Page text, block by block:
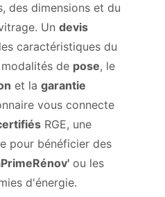
des dimensions et du
Un devis
caractéristiques du
de pose, le
et la garantie
vous connecte
RGE, une
pour bénéficier des
ou les
d'énergie.